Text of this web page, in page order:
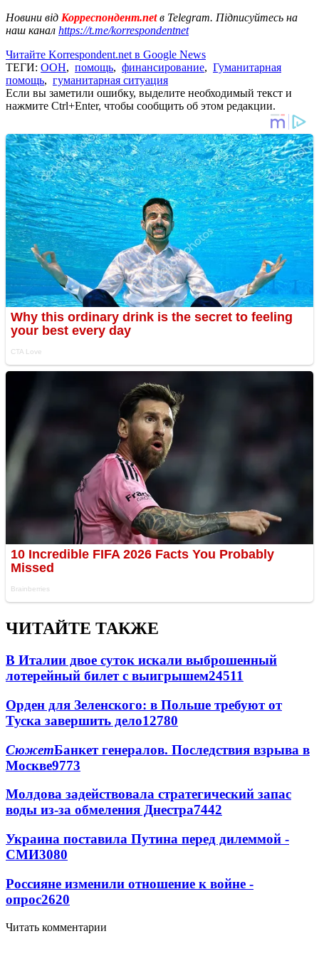
Новини від Корреспондент.netв Telegram. Підписуйтесь на
наш канал https://t.me/korrespondentnet
Читайте Korrespondent.net в Google News
ТЕГИ: ООН, помощь, финансирование, Гуманитарная
помощь, гуманитарная ситуация
Если вы заметили ошибку, выделите необходимый текст и
нажмите Ctrl+Enter, чтобы сообщить об этом редакции.
ЧИТАЙТЕ ТАКЖЕ
В Италии двое суток искали выброшенный
лотерейный билет с выигрышем24511
Орден для Зеленского: в Польше требуют от
Туска завершить дело12780
СюжетБанкет генералов. Последствия взрыва в
Москве9773
Молдова задействовала стратегический запас
воды из-за обмеления Днестра7442
Украина поставила Путина перед дилеммой -
СМИ3080
Россияне изменили отношение к войне -
опрос2620
Читать комментарии